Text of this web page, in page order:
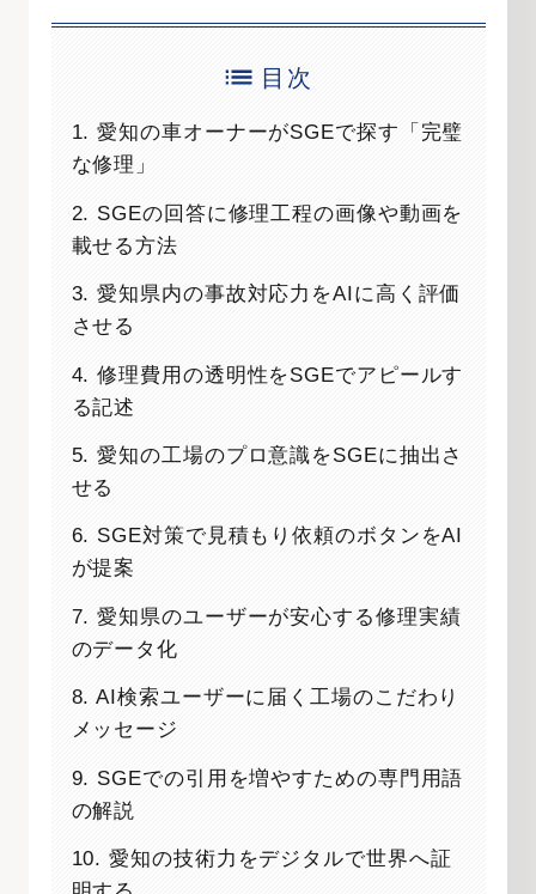
目次
1. 愛知の車オーナーがSGEで探す「完璧
な修理」
2. SGEの回答に修理工程の画像や動画を
載せる方法
3. 愛知県内の事故対応力をAIに高く評価
させる
4. 修理費用の透明性をSGEでアピールす
る記述
5. 愛知の工場のプロ意識をSGEに抽出さ
せる
6. SGE対策で見積もり依頼のボタンをAI
が提案
7. 愛知県のユーザーが安心する修理実績
のデータ化
8. AI検索ユーザーに届く工場のこだわり
メッセージ
9. SGEでの引用を増やすための専門用語
の解説
10. 愛知の技術力をデジタルで世界へ証